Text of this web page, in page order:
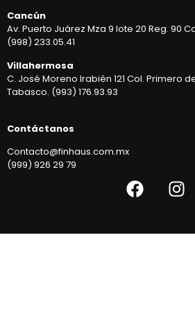
Cancún
Av. Puerto Juárez Mza 9 lote 20 Reg. 90
(998) 233.05.41
Villahermosa
C. José Moreno Irabién 121 Col. Primero
Tabasco. (993) 176.93.93
Contáctanos
Contacto@finhaus.com.mx
(999) 926 29 79